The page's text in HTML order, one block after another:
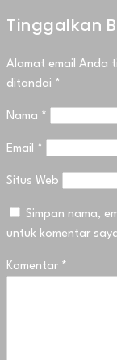
Tinggalkan
Alamat email Anda
ditandai *
Nama *
Email *
Situs Web
Simpan nama,
untuk komentar
Komentar *